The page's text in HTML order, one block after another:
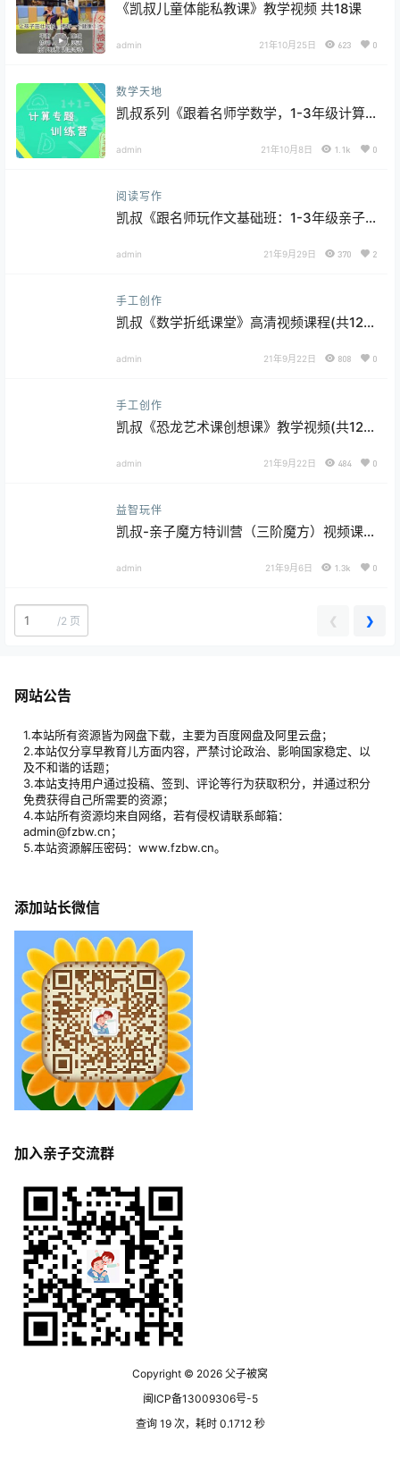
《凯叔儿童体能私教课》教学视频 共18课
admin 21年10月25日 623 0
数学天地
凯叔系列《跟着名师学数学，1-3年级计算
admin 21年10月8日 1.1k 0
阅读写作
凯叔《跟名师玩作文基础班：1-3年级亲子
admin 21年9月29日 370 2
手工创作
凯叔《数学折纸课堂》高清视频课程(共12
admin 21年9月22日 808 0
手工创作
凯叔《恐龙艺术课创想课》教学视频(共12
admin 21年9月22日 484 0
益智玩伴
凯叔-亲子魔方特训营（三阶魔方）视频课程
admin 21年9月6日 1.3k 0
/2 页 ❮ ❯
网站公告
1.本站所有资源皆为网盘下载，主要为百度网盘及阿里云盘；
2.本站仅分享早教育儿方面内容，严禁讨论政治、影响国家稳定、以
及不和谐的话题；
3.本站支持用户通过投稿、签到、评论等行为获取积分，并通过积分
免费获得自己所需要的资源；
4.本站所有资源均来自网络，若有侵权请联系邮箱：
admin@fzbw.cn；
5.本站资源解压密码：www.fzbw.cn。
添加站长微信
加入亲子交流群
Copyright © 2026 父子被窝
闽ICP备13009306号-5
查询 19 次，耗时 0.1712 秒